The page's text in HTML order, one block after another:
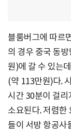
블룸버그에 따르
의 경우 중국 동
원)에 갈 수 있는
(약 113만원)다.
시간 30분이 걸리
소요된다. 저렴한
들이 서방 항공사